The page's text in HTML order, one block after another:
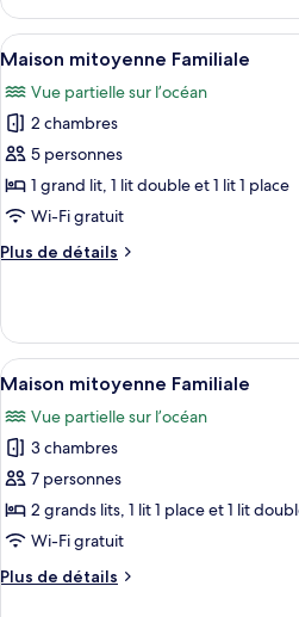
le
type
de
Appartement
Confort
Afficher
toutes
les
photos
pour
ce
type
chambre :
Familiale
Un
1
Maison mitoyenne Familiale
Vue partielle sur l’océan
2 chambres
5 personnes
1 grand lit, 1 lit double et 1 lit 1 place
Wi-Fi gratuit
Plus de détails
Plus
le
type
de
Maison
mitoyenne
Familiale
Afficher
toutes
les
photos
pour
ce
type
chambre :
1
Maison mitoyenne Familiale
Vue partielle sur l’océan
3 chambres
7 personnes
2 grands lits, 1 lit 1 place et 1 lit
Wi-Fi gratuit
Plus de détails
Plus